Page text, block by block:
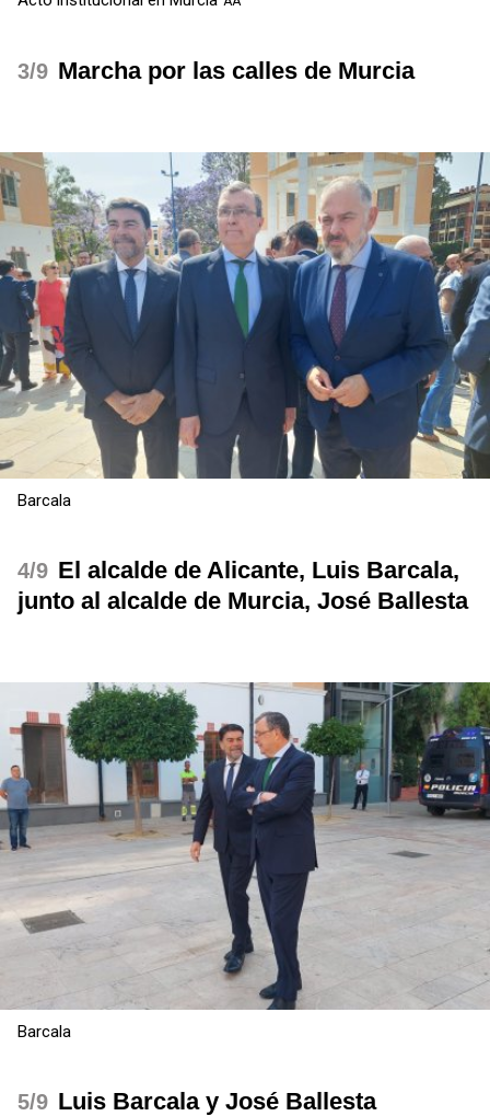
/9 Marcha por las calles de Murcia
Barcala
/9 El alcalde de Alicante, Luis Barcala,
junto al alcalde de Murcia, José Ballesta
Barcala
/9 Luis Barcala y José Ballesta